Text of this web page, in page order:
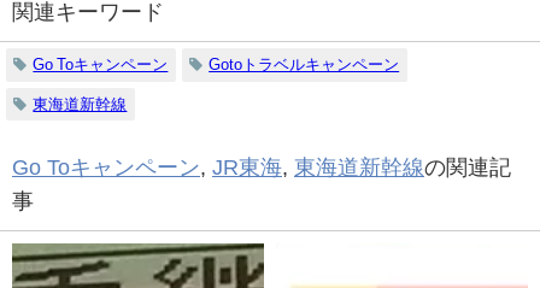
関連キーワード
Go Toキャンペーン Gotoトラベルキャンペーン
東海道新幹線
Go Toキャンペーン, JR東海, 東海道新幹線の関連記
事